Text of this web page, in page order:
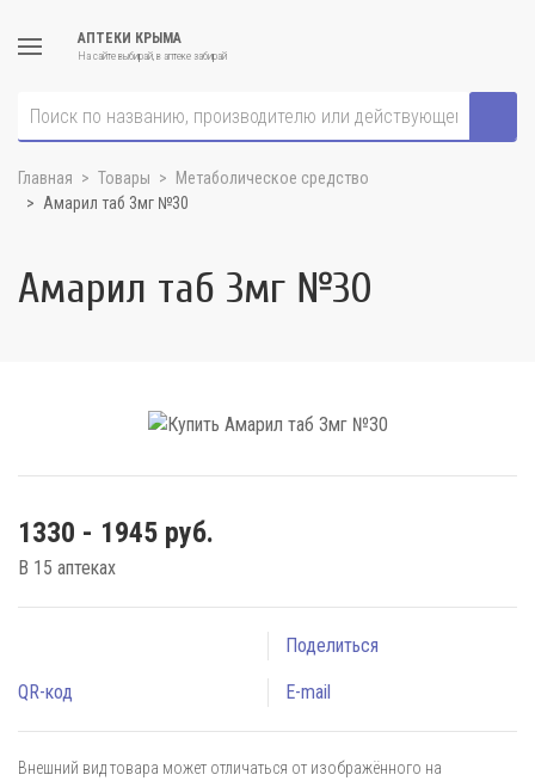
АПТЕКИ КРЫМА
На сайте выбирай, в аптеке забирай
Главная Товары
Метаболическое средство
Амарил таб 3мг №30
Амарил таб 3мг №30
1330 - 1945 руб.
В 15 аптеках
Поделиться
QR-код E-mail
Внешний вид товара может отличаться от изображённого на